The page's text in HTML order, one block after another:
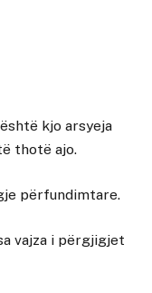
kjo arsyeja
thotë ajo.
përfundimtare.
vajza i përgjigjet